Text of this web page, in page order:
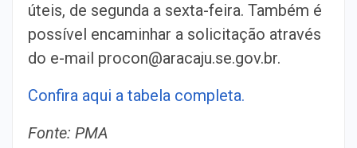
úteis, de segunda a sexta-feira. Também é
possível encaminhar a solicitação através
do e-mail procon@aracaju.se.gov.br.
Confira aqui a tabela completa.
Fonte: PMA